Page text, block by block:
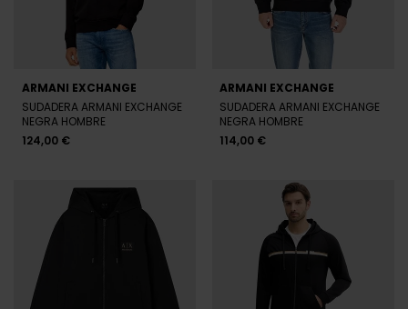
ARMANI EXCHANGE
SUDADERA ARMANI EXCHANGE
NEGRA HOMBRE
124,00 €
ARMANI EXCHANGE
SUDADERA ARMANI EXCHANGE
NEGRA HOMBRE
114,00 €